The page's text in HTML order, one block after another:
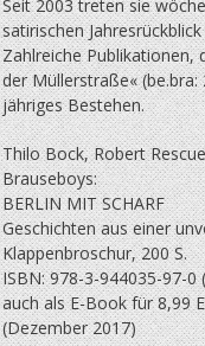
Seit 2003 treten sie
satirischen
Zahlreiche Publikationen,
der Müllerstraße«
jähriges Bestehen.
Thilo Bock, Robert
Brauseboys:
BERLIN MIT SCHARF
Geschichten aus einer
Klappenbroschur, 200 S.
ISBN: 978-3-944035-97-0
auch als E-Book für 8,99
(Dezember 2017)